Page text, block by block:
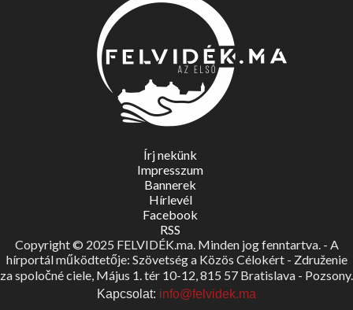
Írj nekünk
Impresszum
Bannerek
Hírlevél
Facebook
RSS
Copyright © 2025 FELVIDÉK.ma. Minden jog fenntartva. - A
hírportál működtetője: Szövetség a Közös Célokért - Združenie
za spoločné ciele, Május 1. tér 10-12, 815 57 Bratislava - Pozsony.
Kapcsolat: info@felvidek.ma